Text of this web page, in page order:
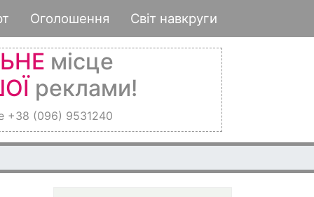
Оголошення Світ навкруги
місце
реклами!
+38 (096) 9531240